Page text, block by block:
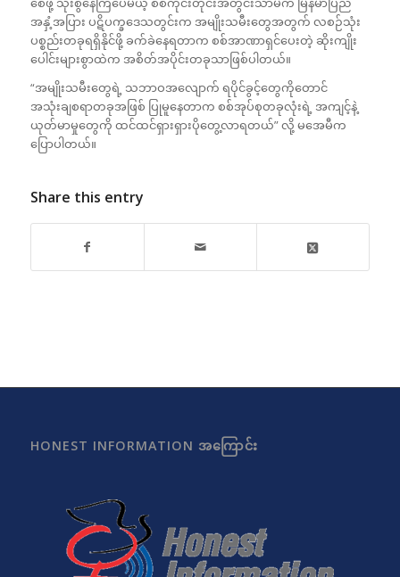
အနှံ့အပြား ပဋိပက္ခဒေသတွင်းက အမျိုးသမီးတွေအတွက် လစဉ်သုံး
ပစ္စည်းတခုရရှိနိုင်ဖို့ ခက်ခဲနေရတာက စစ်အာဏာရှင်ပေးတဲ့ ဆိုးကျိုး
ပေါင်းများစွာထဲက အစိတ်အပိုင်းတခုသာဖြစ်ပါတယ်။
“အမျိုးသမီးတွေရဲ့ သဘာဝအလျောက် ရပိုင်ခွင့်တွေကိုတောင်
အသုံးချစရာတခုအဖြစ် ပြုမူနေတာက စစ်အုပ်စုတခုလုံးရဲ့ အကျင့်နဲ့
ယုတ်မာမှုတွေကို ထင်ထင်ရှားရှားပိုတွေ့လာရတယ်” လို့ မအေမီက
ပြောပါတယ်။
Share this entry
HONEST INFORMATION အကြောင်း